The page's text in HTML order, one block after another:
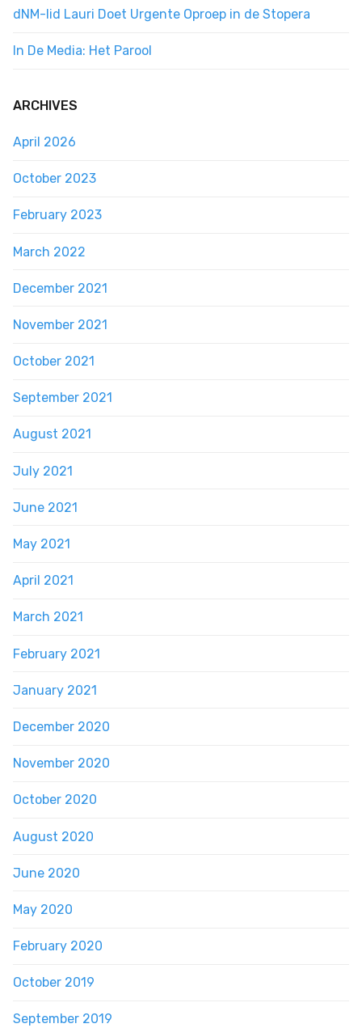
dNM-lid Lauri Doet Urgente Oproep in de Stopera
In De Media: Het Parool
ARCHIVES
April 2026
October 2023
February 2023
March 2022
December 2021
November 2021
October 2021
September 2021
August 2021
July 2021
June 2021
May 2021
April 2021
March 2021
February 2021
January 2021
December 2020
November 2020
October 2020
August 2020
June 2020
May 2020
February 2020
October 2019
September 2019